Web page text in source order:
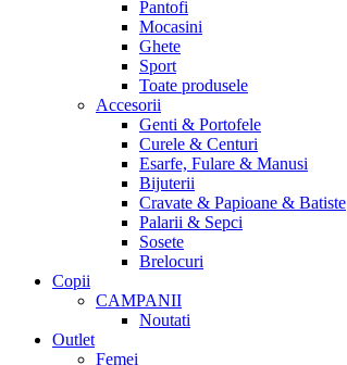
Pantofi
Mocasini
Ghete
Sport
Toate produsele
Accesorii
Genti & Portofele
Curele & Centuri
Esarfe, Fulare & Manusi
Bijuterii
Cravate & Papioane & Batiste
Palarii & Sepci
Sosete
Brelocuri
Copii
CAMPANII
Noutati
Outlet
Femei